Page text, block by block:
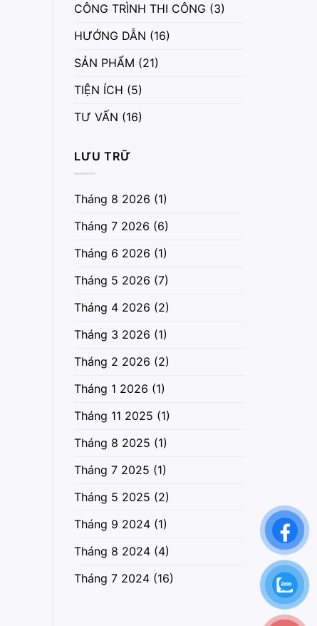
CÔNG TRÌNH THI CÔNG (3)
HƯỚNG DẪN (16)
SẢN PHẨM (21)
TIỆN ÍCH (5)
TƯ VẤN (16)
LƯU TRỮ
Tháng 8 2026 (1)
Tháng 7 2026 (6)
Tháng 6 2026 (1)
Tháng 5 2026 (7)
Tháng 4 2026 (2)
Tháng 3 2026 (1)
Tháng 2 2026 (2)
Tháng 1 2026 (1)
Tháng 11 2025 (1)
Tháng 8 2025 (1)
Tháng 7 2025 (1)
Tháng 5 2025 (2)
Tháng 9 2024 (1)
Tháng 8 2024 (4)
Tháng 7 2024 (16)